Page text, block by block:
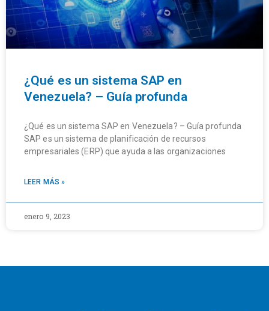
¿Qué es un sistema SAP en
Venezuela? – Guía profunda
¿Qué es un sistema SAP en Venezuela? – Guía profunda
SAP es un sistema de planificación de recursos
empresariales (ERP) que ayuda a las organizaciones
LEER MÁS »
enero 9, 2023